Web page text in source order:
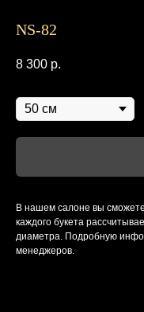
NS-82
8 300 р.
В нашем салоне вы
каждого букета
диаметра. Подробную
менеджеров.